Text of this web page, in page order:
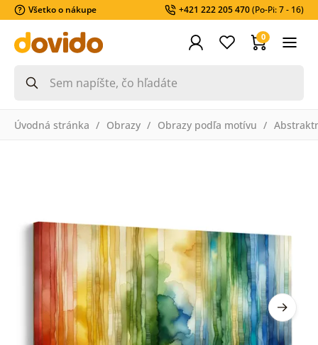
Všetko o nákupe +421 222 205 470(Po-Pi: 7 - 16)
0
Úvodná stránka Obrazy Obrazy podľa motívu